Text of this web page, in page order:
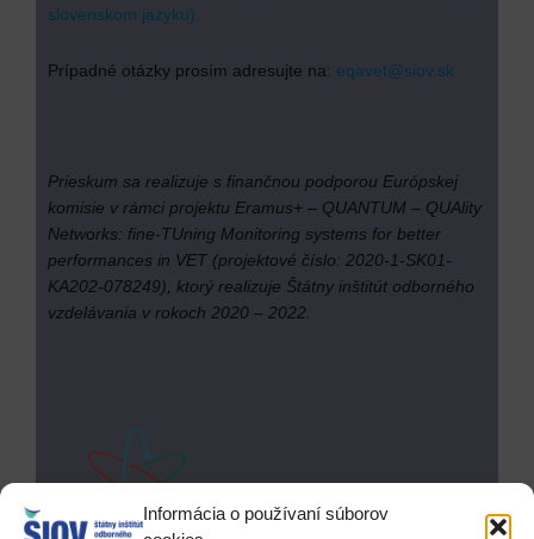
Informácia o používaní súborov
slovenskom jazyku).
Prípadné otázky prosím adresujte na: eqavet@siov.sk
Prieskum sa realizuje s finančnou podporou Európskej
komisie v rámci projektu Eramus+ – QUANTUM – QUAlity
Networks: fine-TUning Monitoring systems for better
performances in VET (projektové číslo: 2020-1-SK01-
KA202-078249), ktorý realizuje Štátny inštitút odborného
vzdelávania v rokoch 2020 – 2022.